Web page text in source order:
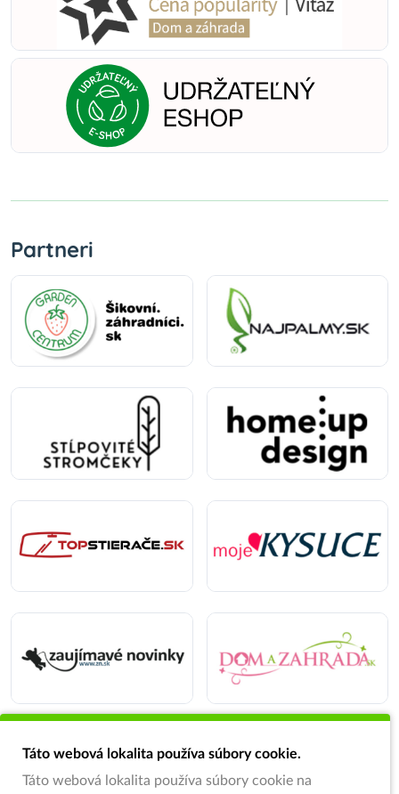
Partneri
Táto webová lokalita používa súbory cookie.
Táto webová lokalita používa súbory cookie na